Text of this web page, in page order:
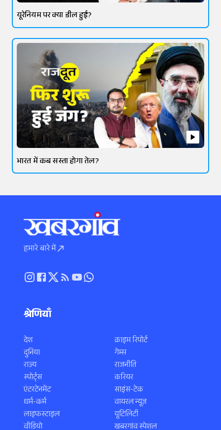
यूरेनियम पर क्या डील हुई?
भारत में कब सस्ता होगा तेल?
हमारे बारे में
श्रेणियाँ
देश
दुनिया
राज्य
स्पोर्ट्स
एंटरटेनमेंट
धर्म-कर्म
लाइफस्टाइल
वीडियो
क्राइम रिपोर्ट
गेम्स
राजनीति
करियर
साइंस-टेक
वायरल न्यूज़
यूटिलिटी
खबरगांव स्पेशल